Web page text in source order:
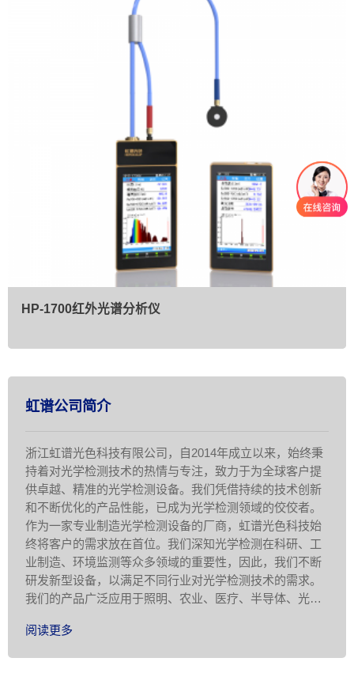
HP-1700红外光谱分析仪
虹谱公司简介
浙江虹谱光色科技有限公司，自2014年成立以来，始终秉
持着对光学检测技术的热情与专注，致力于为全球客户提
供卓越、精准的光学检测设备。我们凭借持续的技术创新
和不断优化的产品性能，已成为光学检测领域的佼佼者。
作为一家专业制造光学检测设备的厂商，虹谱光色科技始
终将客户的需求放在首位。我们深知光学检测在科研、工
业制造、环境监测等众多领域的重要性，因此，我们不断
研发新型设备，以满足不同行业对光学检测技术的需求。
我们的产品广泛应用于照明、农业、医疗、半导体、光电
阅读更多